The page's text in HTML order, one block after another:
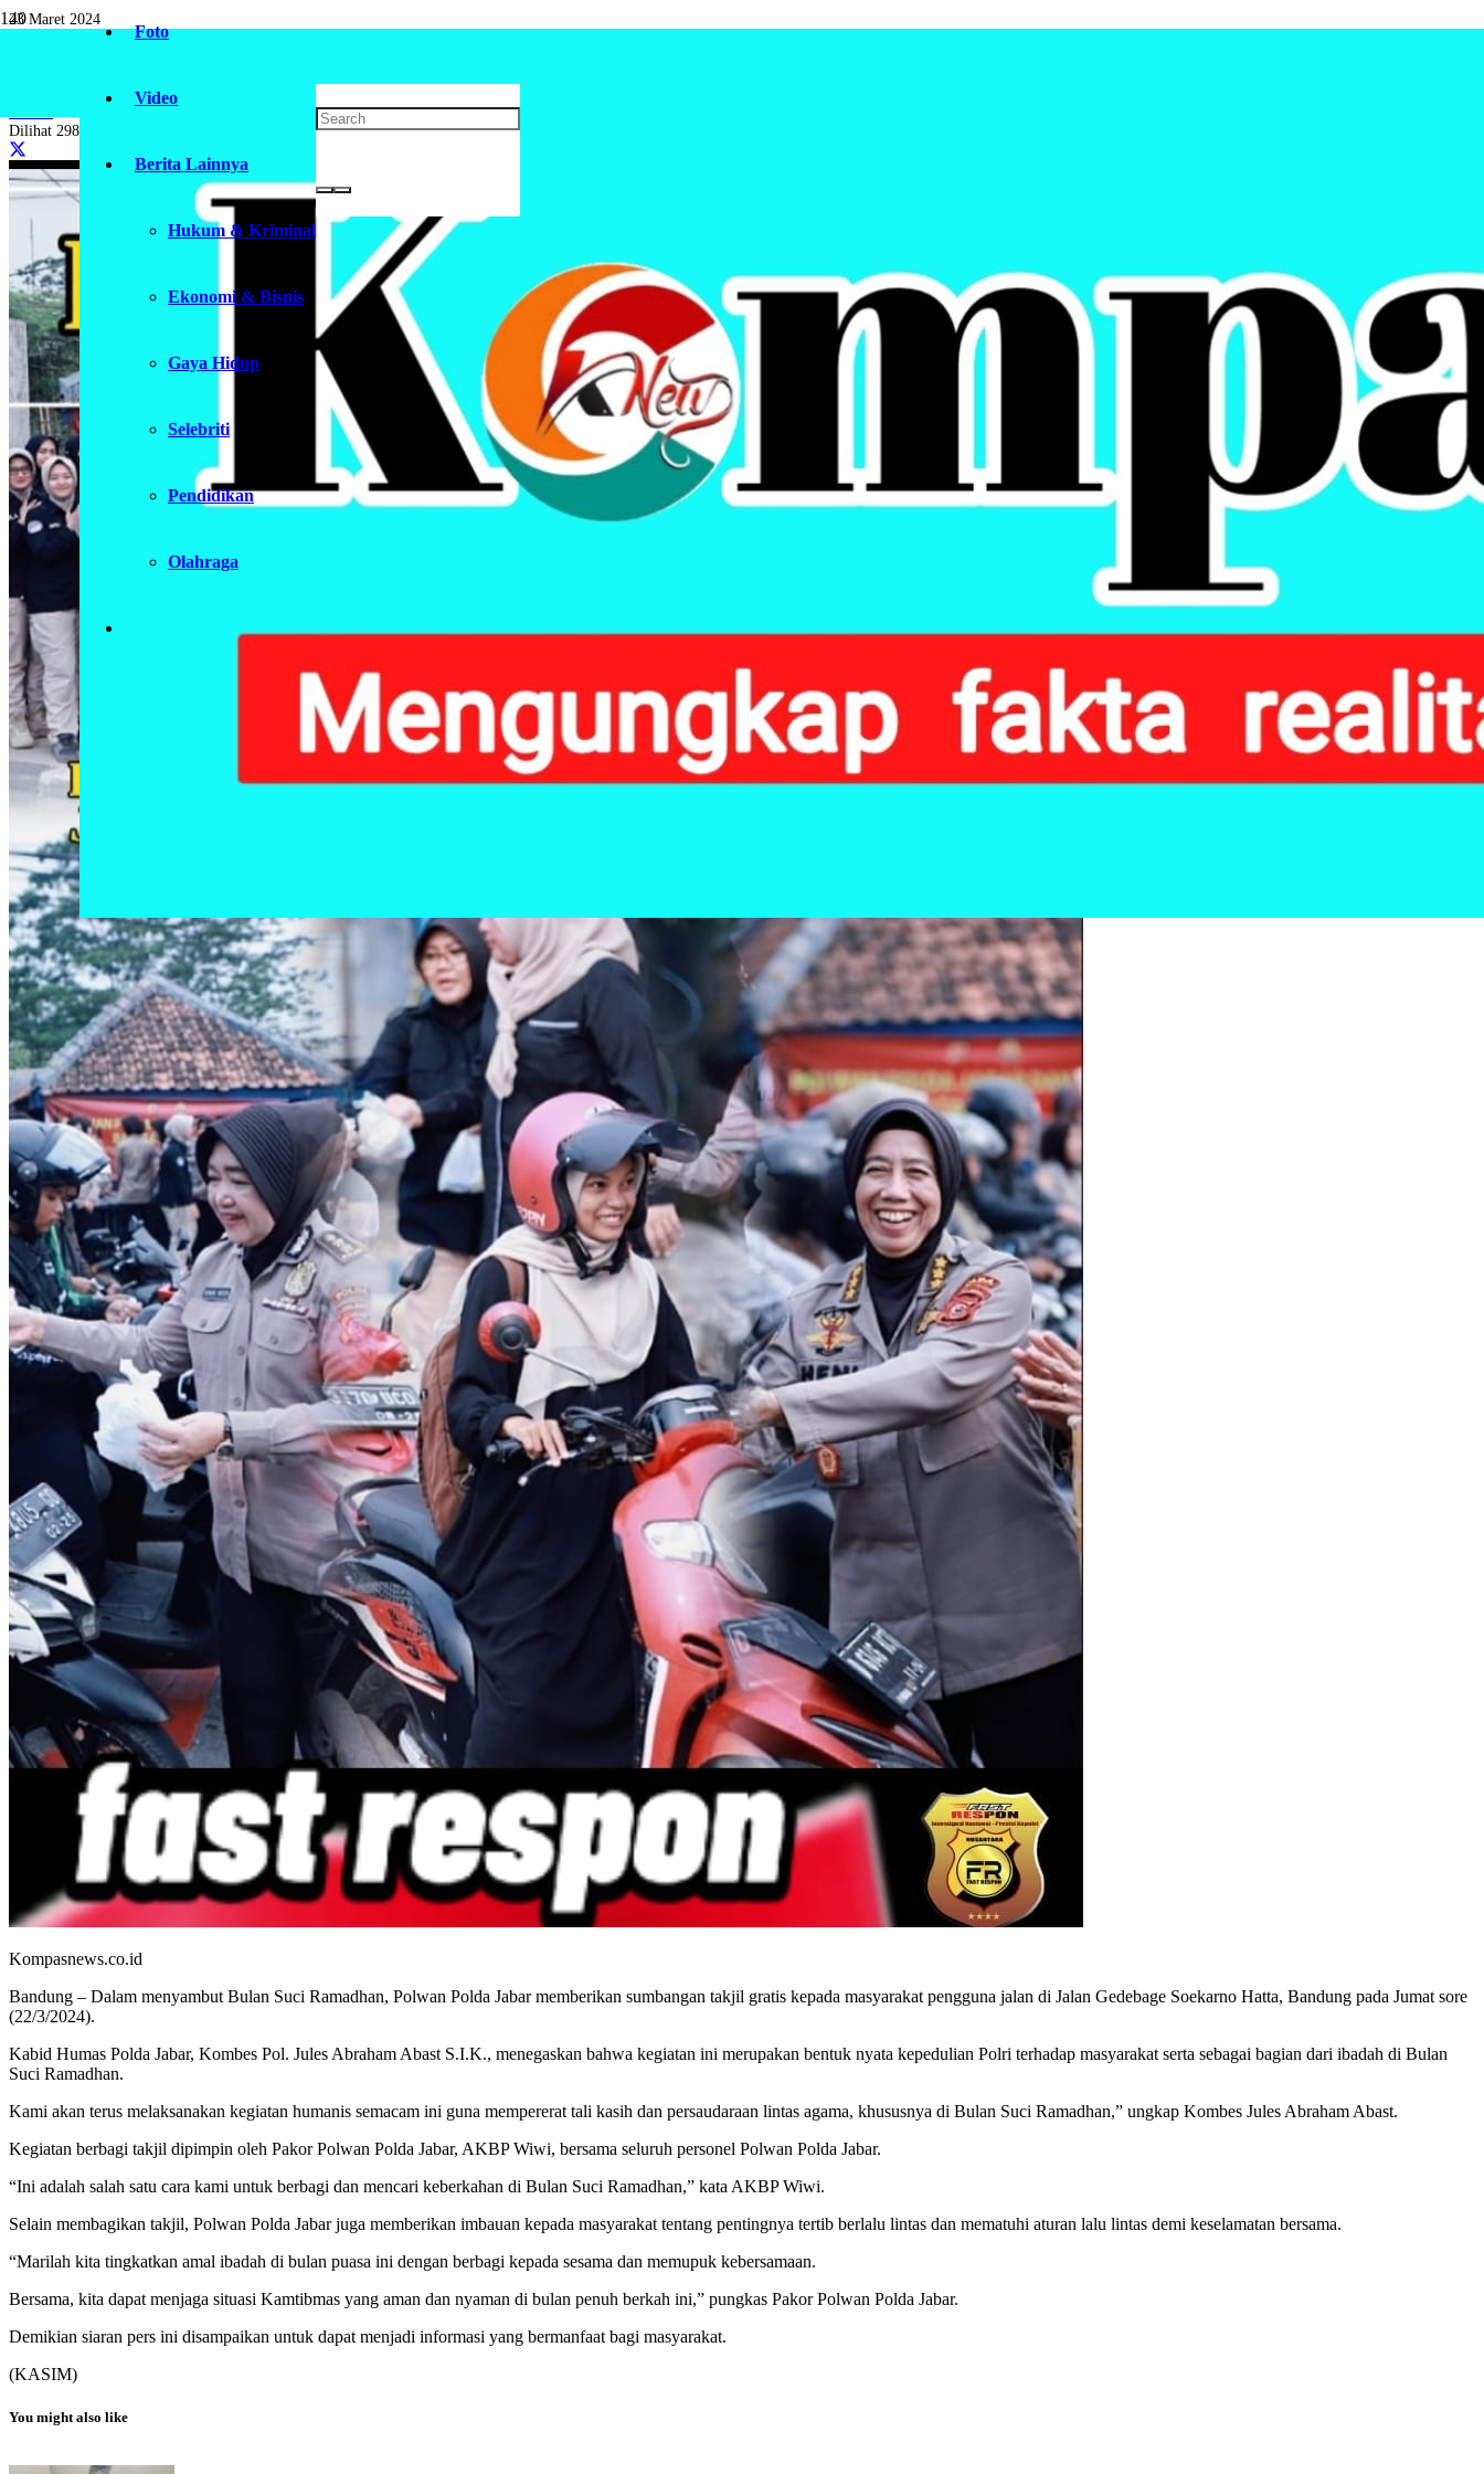
Foto
Video
Berita Lainnya
Hukum & Kriminal
Ekonomi & Bisnis
Gaya Hidup
Selebriti
Pendidikan
Olahraga
23 Maret 2024
Dilihat 298
Kompasnews.co.id
Bandung – Dalam menyambut Bulan Suci Ramadhan, Polwan Polda Jabar memberikan sumbangan takjil gratis kepada masyarakat pengguna jalan di Jalan Gedebage Soekarno Hatta, Bandung pada Jumat sore
(22/3/2024).
Kabid Humas Polda Jabar, Kombes Pol. Jules Abraham Abast S.I.K., menegaskan bahwa kegiatan ini merupakan bentuk nyata kepedulian Polri terhadap masyarakat serta sebagai bagian dari ibadah di Bulan
Suci Ramadhan.
Kami akan terus melaksanakan kegiatan humanis semacam ini guna mempererat tali kasih dan persaudaraan lintas agama, khususnya di Bulan Suci Ramadhan,” ungkap Kombes Jules Abraham Abast.
Kegiatan berbagi takjil dipimpin oleh Pakor Polwan Polda Jabar, AKBP Wiwi, bersama seluruh personel Polwan Polda Jabar.
“Ini adalah salah satu cara kami untuk berbagi dan mencari keberkahan di Bulan Suci Ramadhan,” kata AKBP Wiwi.
Selain membagikan takjil, Polwan Polda Jabar juga memberikan imbauan kepada masyarakat tentang pentingnya tertib berlalu lintas dan mematuhi aturan lalu lintas demi keselamatan bersama.
“Marilah kita tingkatkan amal ibadah di bulan puasa ini dengan berbagi kepada sesama dan memupuk kebersamaan.
Bersama, kita dapat menjaga situasi Kamtibmas yang aman dan nyaman di bulan penuh berkah ini,” pungkas Pakor Polwan Polda Jabar.
Demikian siaran pers ini disampaikan untuk dapat menjadi informasi yang bermanfaat bagi masyarakat.
(KASIM)
You might also like